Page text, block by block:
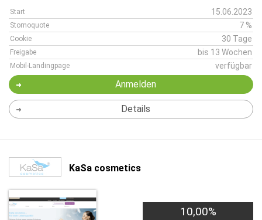
Start 15.06.2023
Stornoquote 7 %
Cookie 30 Tage
Freigabe bis 13 Wochen
Mobil-Landingpage verfügbar
Anmelden
Details
KaSa cosmetics
10,00%